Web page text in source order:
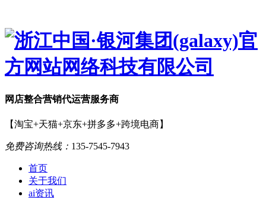
网店整合营销代运营服务商
【淘宝+天猫+京东+拼多多+跨境电商】
免费咨询热线： 135-7545-7943
首页
关于我们
ai资讯